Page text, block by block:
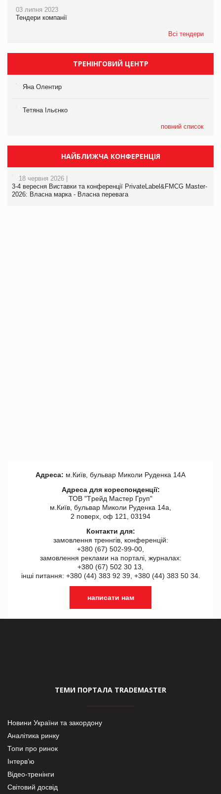
03 липня 2023
Тендери компанії
Всі тендери
ТРЕНІНГОВИЙ ЦЕНТР
Яна Олентир
Тетяна Ільєнко
повний список
НАЙБЛИЖЧА КОНФЕРЕНЦІЯ
18 червня 2026 |
3-4 вересня Виставки та конференції PrivateLabel&FMCG Master-
2026: Власна марка - Власна перевага
Адреса: м.Київ, бульвар Миколи Руденка 14А
Адреса для кореспонденції:
ТОВ "Tрейд Мастер Груп"
м.Київ, бульвар Миколи Руденка 14а,
2 поверх, оф 121, 03194
Контакти для:
замовлення треннгів, конференцій:
+380 (67) 502-99-00,
замовлення реклами на порталі, журналах:
+380 (67) 502 30 13,
інші питання: +380 (44) 383 92 39, +380 (44) 383 50 34.
написати нам
ТЕМИ ПОРТАЛА TRADEMASTER
Новини України та закордону
Аналітика ринку
Топи про ринок
Інтерв’ю
Відео-тренінги
Світовий досвід